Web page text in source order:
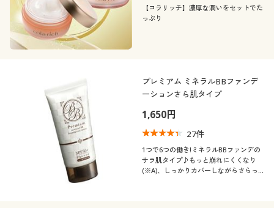
【コラリッチ】濃厚な潤いをセットでた
っぷり
プレミアム ミネラルBBファンデ
ーションさら肌タイプ
1,650円
27件
1つで6つの働き!ミネラルBBファンデの
サラ肌タイプ♪もっと崩れにくくなり
(※A)、しっかりカバーしながらさらっ